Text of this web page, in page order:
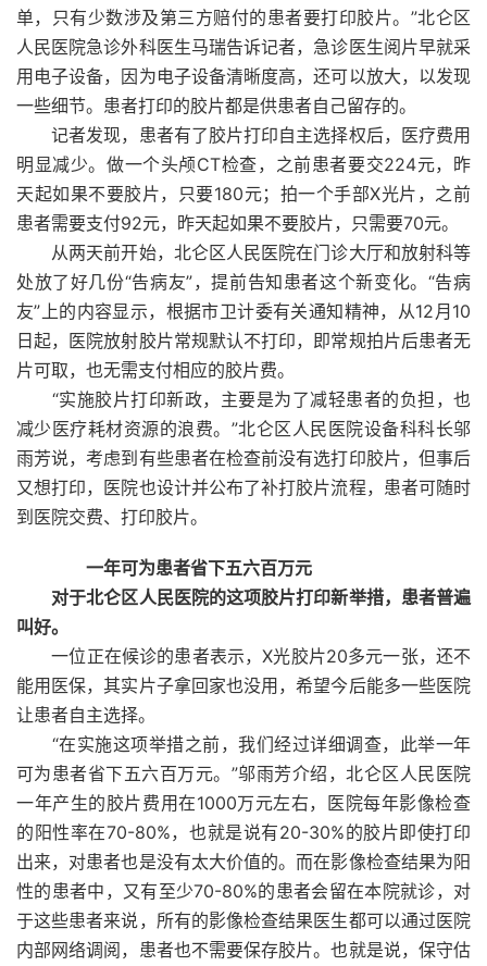
单，只有少数涉及第三方赔付的患者要打印胶片。”北仑区
人民医院急诊外科医生马瑞告诉记者，急诊医生阅片早就采
用电子设备，因为电子设备清晰度高，还可以放大，以发现
一些细节。患者打印的胶片都是供患者自己留存的。
记者发现，患者有了胶片打印自主选择权后，医疗费用
明显减少。做一个头颅CT检查，之前患者要交224元，昨
天起如果不要胶片，只要180元；拍一个手部X光片，之前
患者需要支付92元，昨天起如果不要胶片，只需要70元。
从两天前开始，北仑区人民医院在门诊大厅和放射科等
处放了好几份“告病友”，提前告知患者这个新变化。“告病
友”上的内容显示，根据市卫计委有关通知精神，从12月10
日起，医院放射胶片常规默认不打印，即常规拍片后患者无
片可取，也无需支付相应的胶片费。
“实施胶片打印新政，主要是为了减轻患者的负担，也
减少医疗耗材资源的浪费。”北仑区人民医院设备科科长邬
雨芳说，考虑到有些患者在检查前没有选打印胶片，但事后
又想打印，医院也设计并公布了补打胶片流程，患者可随时
到医院交费、打印胶片。
一年可为患者省下五六百万元
对于北仑区人民医院的这项胶片打印新举措，患者普遍
叫好。
一位正在候诊的患者表示，X光胶片20多元一张，还不
能用医保，其实片子拿回家也没用，希望今后能多一些医院
让患者自主选择。
“在实施这项举措之前，我们经过详细调查，此举一年
可为患者省下五六百万元。”邬雨芳介绍，北仑区人民医院
一年产生的胶片费用在1000万元左右，医院每年影像检查
的阳性率在70-80%，也就是说有20-30%的胶片即使打印
出来，对患者也是没有太大价值的。而在影像检查结果为阳
性的患者中，又有至少70-80%的患者会留在本院就诊，对
于这些患者来说，所有的影像检查结果医生都可以通过医院
内部网络调阅，患者也不需要保存胶片。也就是说，保守估